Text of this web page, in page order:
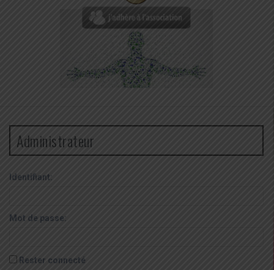
Administrateur
Identifiant:
Mot de passe:
Rester connecté